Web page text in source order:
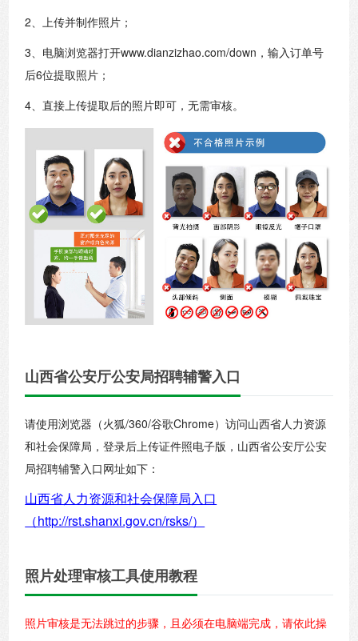
2、上传并制作照片；
3、电脑浏览器打开www.dianzizhao.com/down，输入订单号
后6位提取照片；
4、直接上传提取后的照片即可，无需审核。
山西省公安厅公安局招聘辅警入口
请使用浏览器（火狐/360/谷歌Chrome）访问山西省人力资源
和社会保障局，登录后上传证件照电子版，山西省公安厅公安
局招聘辅警入口网址如下：
山西省人力资源和社会保障局入口
（http://rst.shanxi.gov.cn/rsks/）
照片处理审核工具使用教程
照片审核是无法跳过的步骤，且必须在电脑端完成，请依此操